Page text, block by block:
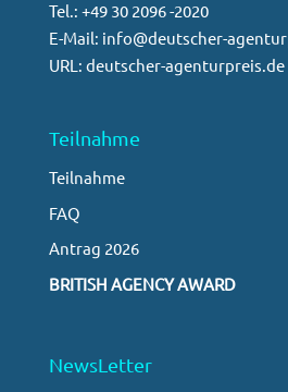
Tel.: +49 30 2096 -2020
E-Mail: info@deutscher-
URL: deutscher-agenturpreis.de
Teilnahme
Teilnahme
FAQ
Antrag 2026
BRITISH AGENCY AWARD
NewsLetter